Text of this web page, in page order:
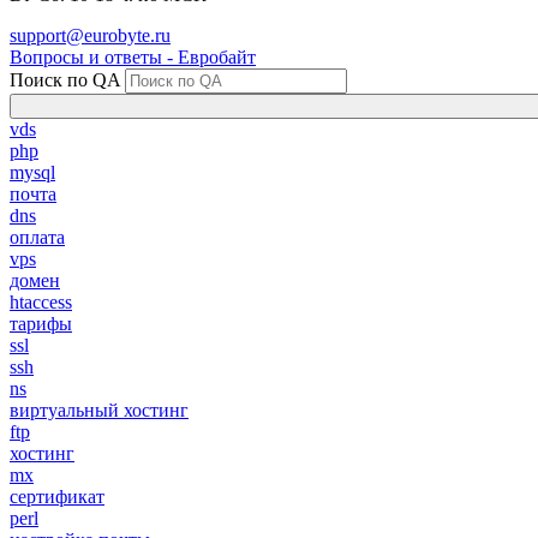
support@eurobyte.ru
Вопросы и ответы - Евробайт
Поиск по QA
vds
php
mysql
почта
dns
оплата
vps
домен
htaccess
тарифы
ssl
ssh
ns
виртуальный хостинг
ftp
хостинг
mx
сертификат
perl